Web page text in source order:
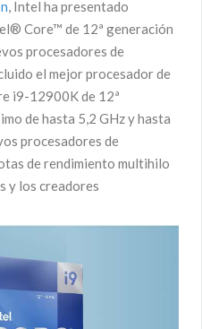
, Intel ha presentado
Core™ de 12ª generación
procesadores de
el mejor procesador de
i9-12900K de 12ª
de hasta 5,2 GHz y hasta
procesadores de
de rendimiento multihilo
y los creadores